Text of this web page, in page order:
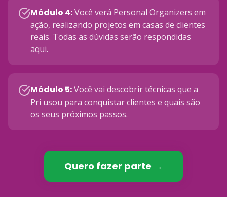
Módulo 4:Você verá Personal Organizers em
ação, realizando projetos em casas de clientes
reais. Todas as dúvidas serão respondidas
aqui.
Módulo 5:Você vai descobrir técnicas que a
Pri usou para conquistar clientes e quais são
os seus próximos passos.
Quero fazer parte →